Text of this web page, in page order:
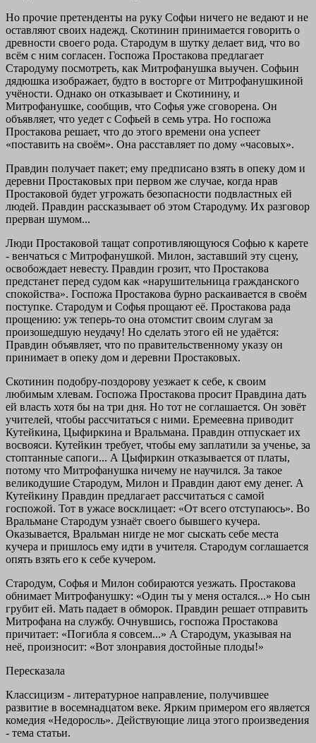
Но прочие претенденты на руку Софьи ничего не ведают и не
оставляют своих надежд. Скотинин принимается говорить о
древности своего рода. Стародум в шутку делает вид, что во
всём с ним согласен. Госпожа Простакова предлагает
Стародуму посмотреть, как Митрофанушка выучен. Софьин
дядюшка изображает, будто в восторге от Митрофанушкиной
учёности. Однако он отказывает и Скотинину, и
Митрофанушке, сообщив, что Софья уже сговорена. Он
объявляет, что уедет с Софьей в семь утра. Но госпожа
Простакова решает, что до этого времени она успеет
«поставить на своём». Она расставляет по дому «часовых».
Правдин получает пакет; ему предписано взять в опеку дом и
деревни Простаковых при первом же случае, когда нрав
Простаковой будет угрожать безопасности подвластных ей
людей. Правдин рассказывает об этом Стародуму. Их разговор
прерван шумом...
Люди Простаковой тащат сопротивляющуюся Софью к карете
- венчаться с Митрофанушкой. Милон, заставший эту сцену,
освобождает невесту. Правдин грозит, что Простакова
предстанет перед судом как «нарушительница гражданского
спокойства». Госпожа Простакова бурно раскаивается в своём
поступке. Стародум и Софья прощают её. Простакова рада
прощению: уж теперь-то она отомстит своим слугам за
произошедшую неудачу! Но сделать этого ей не удаётся:
Правдин объявляет, что по правительственному указу он
принимает в опеку дом и деревни Простаковых.
Скотинин подобру-поздорову уезжает к себе, к своим
любимым хлевам. Госпожа Простакова просит Правдина дать
ей власть хотя бы на три дня. Но тот не соглашается. Он зовёт
учителей, чтобы рассчитаться с ними. Еремеевна приводит
Кутейкина, Цыфиркина и Вральмана. Правдин отпускает их
восвояси. Кутейкин требует, чтобы ему заплатили за ученье, за
стоптанные сапоги... А Цыфиркин отказывается от платы,
потому что Митрофанушка ничему не научился. За такое
великодушие Стародум, Милон и Правдин дают ему денег. А
Кутейкину Правдин предлагает рассчитаться с самой
госпожой. Тот в ужасе восклицает: «От всего отступаюсь». Во
Вральмане Стародум узнаёт своего бывшего кучера.
Оказывается, Вральман нигде не мог сыскать себе места
кучера и пришлось ему идти в учителя. Стародум соглашается
опять взять его к себе кучером.
Стародум, Софья и Милон собираются уезжать. Простакова
обнимает Митрофанушку: «Один ты у меня остался...» Но сын
грубит ей. Мать падает в обморок. Правдин решает отправить
Митрофана на службу. Очнувшись, госпожа Простакова
причитает: «Погибла я совсем...» А Стародум, указывая на
неё, произносит: «Вот злонравия достойные плоды!»
Пересказала
Классицизм - литературное направление, получившее
развитие в восемнадцатом веке. Ярким примером его является
комедия «Недоросль». Действующие лица этого произведения
- тема статьи.